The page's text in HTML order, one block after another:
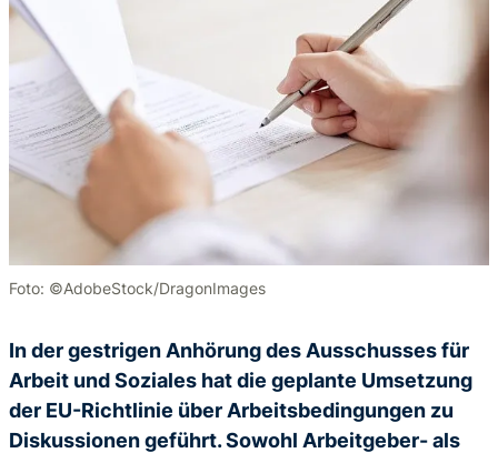
Foto: ©AdobeStock/DragonImages
In der gestrigen Anhörung des Ausschusses für
Arbeit und Soziales hat die geplante Umsetzung
der EU-Richtlinie über Arbeitsbedingungen zu
Diskussionen geführt. Sowohl Arbeitgeber- als